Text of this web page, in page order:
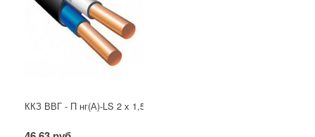
ККЗ ВВГ - П нг(А)-LS 2 х 1,5 ГОСТ